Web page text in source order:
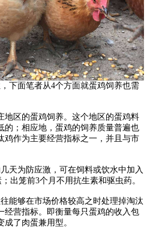
面笔者从4个方面就蛋鸡饲养也需
地区的蛋鸡饲养。这个地区的蛋鸡料
的；相应地，蛋鸡的饲养质量普遍也
鸡作为主要经营指标之一，并且与市
为防应激，可在饲料或饮水中加入
出笼前3个月不用抗生素和驱虫药。
够在市场价格较高之时处理掉淘汰
经营指标。即衡量每只蛋鸡的收入包
了肉蛋兼用型。